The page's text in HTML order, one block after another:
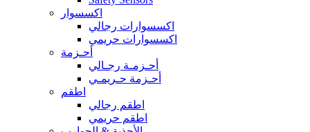
اكسسوار
اكسسوارات رجالي
اكسسوارات حريمي
أحـزمة
أحـزمـة رجـالي
أحـزمة حـريمـي
اطقم
اطقم رجالي
اطقم حريمي